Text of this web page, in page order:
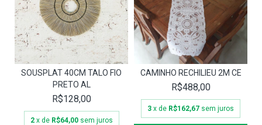
SOUSPLAT 40CM TALO FIO
PRETO AL
R$128,00
2 x de R$64,00 sem juros
CAMINHO RECHILIEU 2M CE
R$488,00
3 x de R$162,67 sem juros